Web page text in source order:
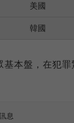
美國
韓國
本盤，在犯罪
息